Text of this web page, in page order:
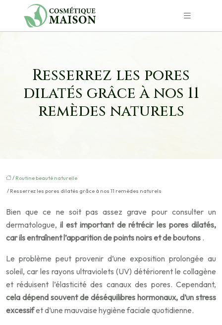
Resserrez les pores
dilatés grâce à nos 11
remèdes naturels
/ Routine beauté naturelle
/ Resserrez les pores dilatés grâce à nos 11 remèdes naturels
Bien que ce ne soit pas assez grave pour consulter un
dermatologue, il est important de rétrécir les pores dilatés,
car ils entraînent l’apparition de points noirs et de boutons .
Le problème peut provenir d’une exposition prolongée au
soleil, car les rayons ultraviolets (UV) détériorent le collagène
et réduisent l’élasticité des canaux des pores. Cependant,
cela dépend souvent de déséquilibres hormonaux, d’un stress
excessifet d’une mauvaise hygiène faciale quotidienne.